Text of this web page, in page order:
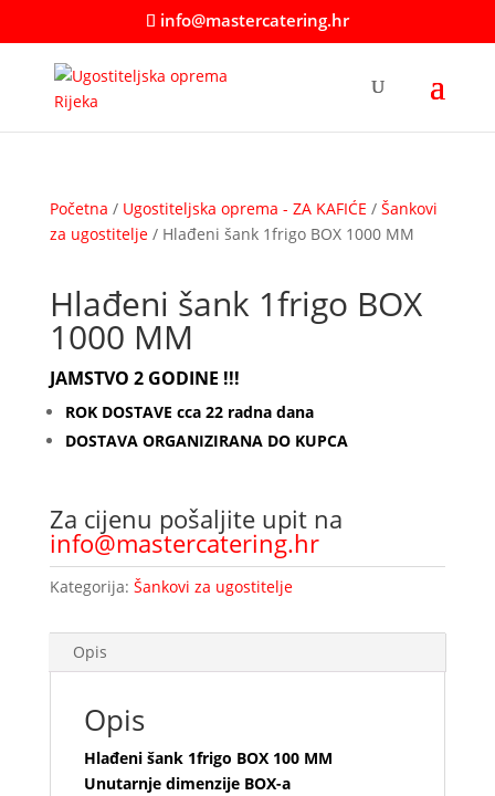
info@mastercatering.hr
Početna / Ugostiteljska oprema - ZA KAFIĆE / Šankovi
za ugostitelje/ Hlađeni šank 1frigo BOX 1000 MM
Hlađeni šank 1frigo BOX
1000 MM
JAMSTVO 2 GODINE !!!
ROK DOSTAVE cca 22 radna dana
DOSTAVA ORGANIZIRANA DO KUPCA
Za cijenu pošaljite upit na
info@mastercatering.hr
Kategorija: Šankovi za ugostitelje
Opis
Opis
Hlađeni šank 1frigo BOX 100 MM
Unutarnje dimenzije BOX-a